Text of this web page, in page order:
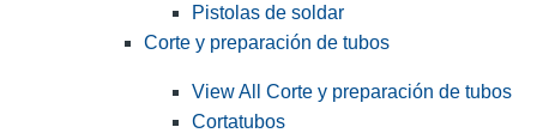
Pistolas de soldar
Corte y preparación de tubos
View All Corte y preparación de tubos
Cortatubos